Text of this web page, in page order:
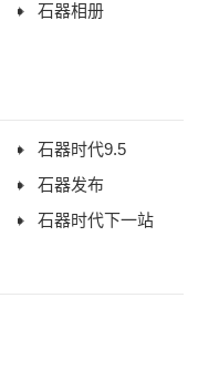
石器相册
石器时代9.5
石器发布
石器时代下一站